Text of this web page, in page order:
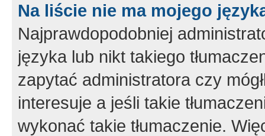
Na liście nie ma mojego
Najprawdopodobniej
języka lub nikt takiego
zapytać administratora czy
interesuje a jeśli takie
wykonać takie tłumaczenie.